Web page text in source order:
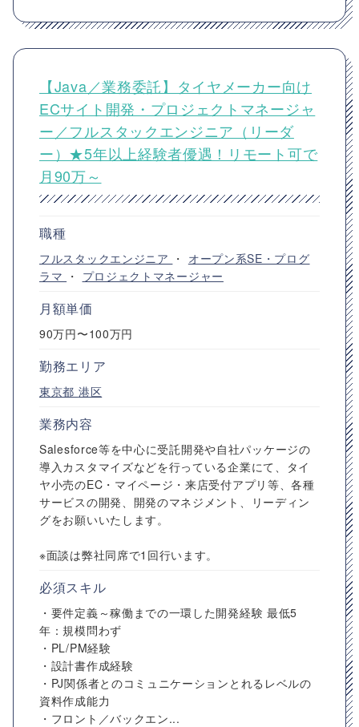
【Java／業務委託】タイヤメーカー向け
ECサイト開発・プロジェクトマネージャ
ー／フルスタックエンジニア（リーダ
ー）★5年以上経験者優遇！リモート可で
月90万～
職種
フルスタックエンジニア ・ オープン系SE・プログ
ラマ ・ プロジェクトマネージャー
月額単価
90万円〜100万円
勤務エリア
東京都 港区
業務内容
Salesforce等を中心に受託開発や自社パッケージの
導入カスタマイズなどを行っている企業にて、タイ
ヤ小売のEC・マイページ・来店受付アプリ等、各種
サービスの開発、開発のマネジメント、リーディン
グをお願いいたします。
※面談は弊社同席で1回行います。
必須スキル
・要件定義～稼働までの一環した開発経験 最低5
年：規模問わず
・PL/PM経験
・設計書作成経験
・PJ関係者とのコミュニケーションとれるレベルの
資料作成能力
・フロント／バックエン...